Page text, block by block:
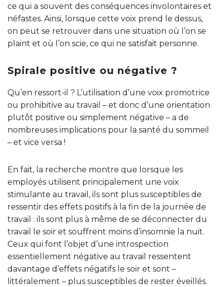
ce qui a souvent des conséquences involontaires et
néfastes. Ainsi, lorsque cette voix prend le dessus,
on peut se retrouver dans une situation où l’on se
plaint et où l’on scie, ce qui ne satisfait personne.
Spirale positive ou négative ?
Qu’en ressort-il ? L’utilisation d’une voix promotrice
ou prohibitive au travail – et donc d’une orientation
plutôt positive ou simplement négative – a de
nombreuses implications pour la santé du sommeil
– et vice versa !
En fait, la recherche montre que lorsque les
employés utilisent principalement une voix
stimulante au travail, ils sont plus susceptibles de
ressentir des effets positifs à la fin de la journée de
travail : ils sont plus à même de se déconnecter du
travail le soir et souffrent moins d’insomnie la nuit.
Ceux qui font l’objet d’une introspection
essentiellement négative au travail ressentent
davantage d’effets négatifs le soir et sont –
littéralement – plus susceptibles de rester éveillés.